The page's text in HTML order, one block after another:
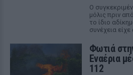
Ο
μόλις πριν
το ίδιο
συνέχεια
Φωτιά
Εναέρια
112